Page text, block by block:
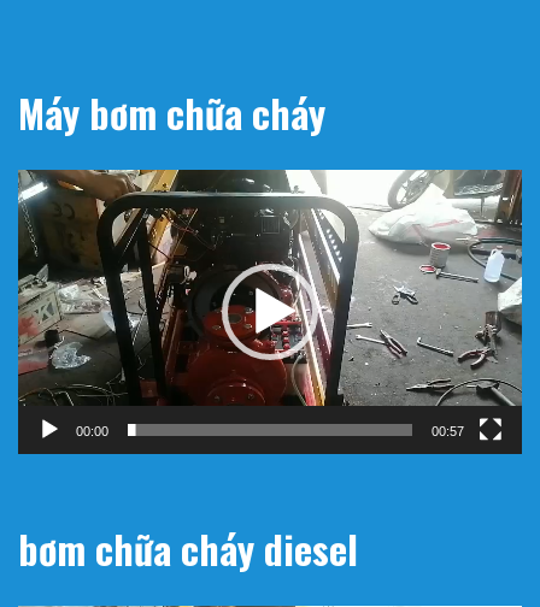
Máy bơm chữa cháy
Trình
chơi
Video
00:00 00:57
bơm chữa cháy diesel